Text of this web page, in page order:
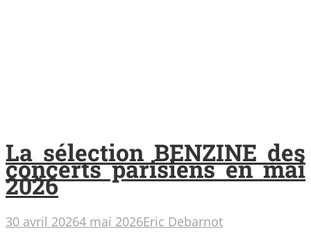
La sélection BENZINE des
concerts parisiens en mai
2026
30 avril 20264 mai 2026Eric Debarnot